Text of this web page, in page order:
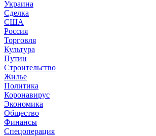
Украина
Сделка
США
Россия
Торговля
Культура
Путин
Строительство
Жилье
Политика
Коронавирус
Экономика
Общество
Финансы
Спецоперация